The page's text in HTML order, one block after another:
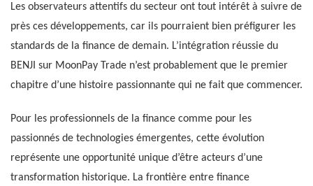
Les observateurs attentifs du secteur ont tout intérêt à suivre de
près ces développements, car ils pourraient bien préfigurer les
standards de la finance de demain. L’intégration réussie du
BENJI sur MoonPay Trade n’est probablement que le premier
chapitre d’une histoire passionnante qui ne fait que commencer.
Pour les professionnels de la finance comme pour les
passionnés de technologies émergentes, cette évolution
représente une opportunité unique d’être acteurs d’une
transformation historique. La frontière entre finance